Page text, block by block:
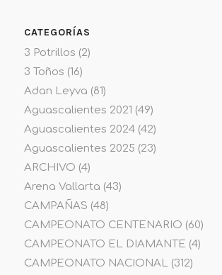
CATEGORÍAS
3 Potrillos (2)
3 Toños (16)
Adan Leyva (81)
Aguascalientes 2021 (49)
Aguascalientes 2024(42)
Aguascalientes 2025 (23)
ARCHIVO (4)
Arena Vallarta (43)
CAMPAÑAS (48)
CAMPEONATO CENTENARIO (60)
CAMPEONATO EL DIAMANTE (4)
CAMPEONATO NACIONAL(312)